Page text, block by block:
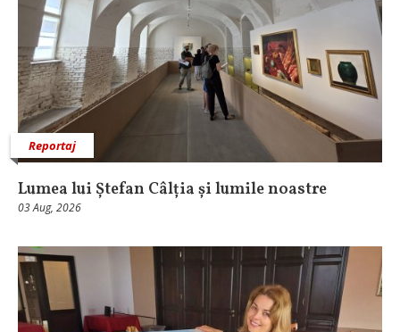
Reportaj
Lumea lui Ștefan Câlția și lumile noastre
03 Aug, 2026